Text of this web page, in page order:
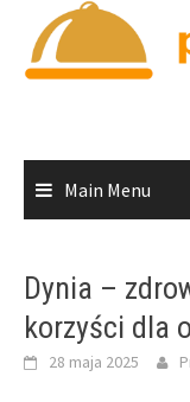
content
Main Menu
Dynia –
korzyści dla
28 maja 2025